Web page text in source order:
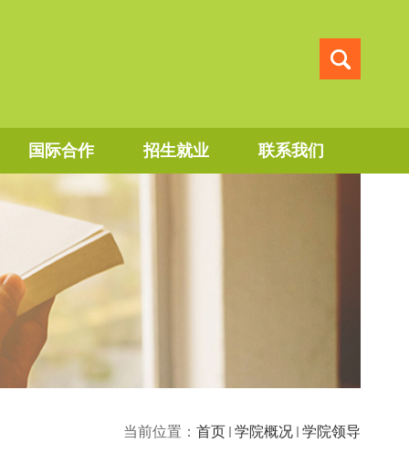
国际合作 招生就业 联系我们
当前位置： 首页 学院概况 学院领导